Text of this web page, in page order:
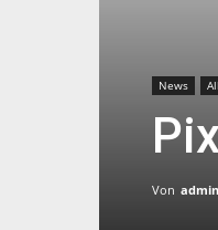
News
Von admin